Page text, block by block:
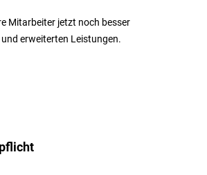
Mitarbeiter jetzt noch besser
erweiterten Leistungen.